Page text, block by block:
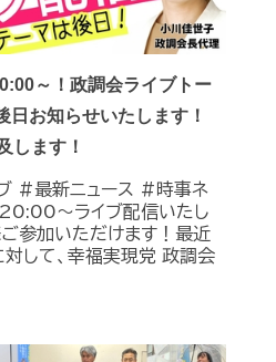
～！政調会ライブトー
お知らせいたします！
します！
#最新ニュース #時事ネ
～ライブ配信いたし
ご参加いただけます！最近
対して、幸福実現党 政調会